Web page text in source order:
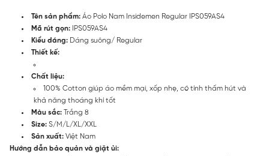
Tên sản phẩm: Áo Polo Nam Insidemen Regular IPS059AS4
Mã rút gọn: IPS059AS4
Kiểu dáng: Dáng suông/ Regular
Thiết kế:
Chất liệu:
100% Cotton giúp áo mềm mại, xốp nhẹ, có tính thấm hút và
khả năng thoáng khí tốt
Màu sắc: Trắng 8
Size: S/M/L/XL/XXL
Sản xuất: Việt Nam
Hướng dẫn bảo quản và giặt ủi: